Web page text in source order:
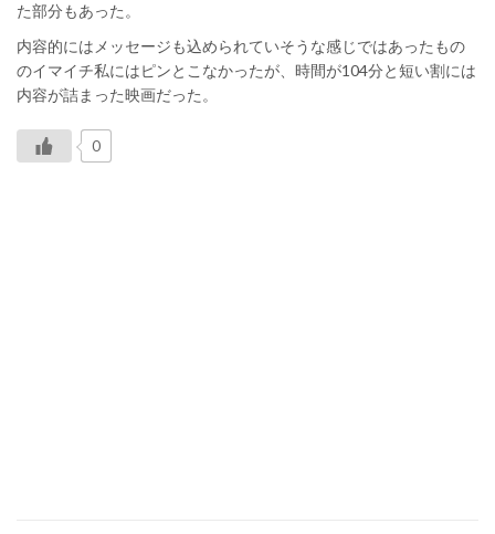
た部分もあった。
内容的にはメッセージも込められていそうな感じではあったもの
のイマイチ私にはピンとこなかったが、時間が104分と短い割には
内容が詰まった映画だった。
0